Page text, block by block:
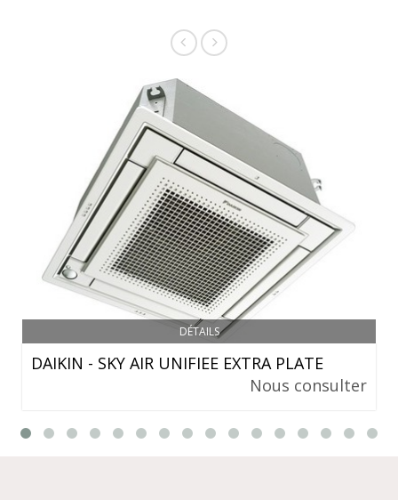
DÉTAILS
DAIKIN - SKY AIR UNIFIEE EXTRA PLATE
Nous consulter